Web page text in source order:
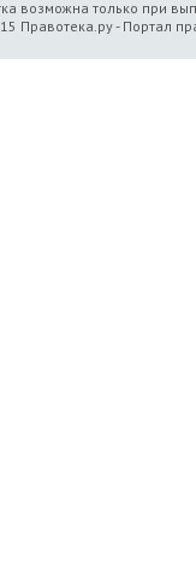
возможна только при
Правотека.ру - Портал